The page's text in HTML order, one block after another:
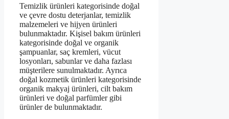
Temizlik ürünleri kategorisinde doğal
ve çevre dostu deterjanlar, temizlik
malzemeleri ve hijyen ürünleri
bulunmaktadır. Kişisel bakım ürünleri
kategorisinde doğal ve organik
şampuanlar, saç kremleri, vücut
losyonları, sabunlar ve daha fazlası
müşterilere sunulmaktadır. Ayrıca
doğal kozmetik ürünleri kategorisinde
organik makyaj ürünleri, cilt bakım
ürünleri ve doğal parfümler gibi
ürünler de bulunmaktadır.